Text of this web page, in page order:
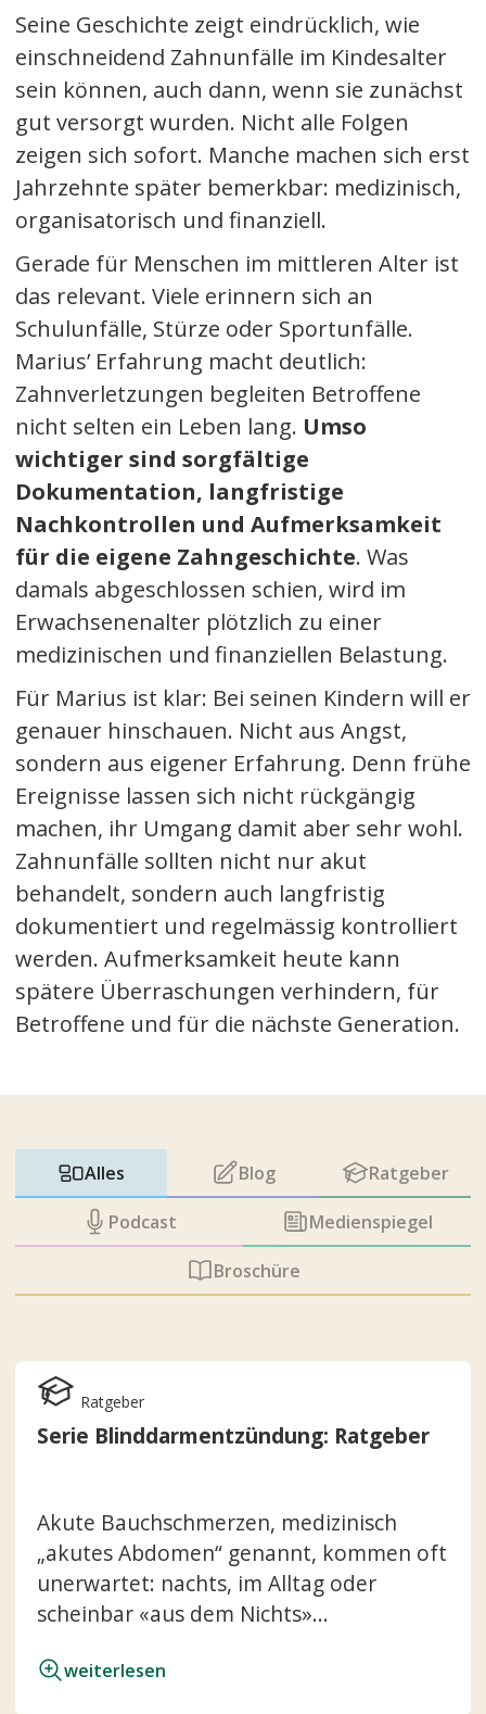
Seine Geschichte zeigt eindrücklich, wie
einschneidend Zahnunfälle im Kindesalter
sein können, auch dann, wenn sie zunächst
gut versorgt wurden. Nicht alle Folgen
zeigen sich sofort. Manche machen sich erst
Jahrzehnte später bemerkbar: medizinisch,
organisatorisch und finanziell.
Gerade für Menschen im mittleren Alter ist
das relevant. Viele erinnern sich an
Schulunfälle, Stürze oder Sportunfälle.
Marius’ Erfahrung macht deutlich:
Zahnverletzungen begleiten Betroffene
nicht selten ein Leben lang. Umso
wichtiger sind sorgfältige
Dokumentation, langfristige
Nachkontrollen und Aufmerksamkeit
für die eigene Zahngeschichte. Was
damals abgeschlossen schien, wird im
Erwachsenenalter plötzlich zu einer
medizinischen und finanziellen Belastung.
Für Marius ist klar: Bei seinen Kindern will er
genauer hinschauen. Nicht aus Angst,
sondern aus eigener Erfahrung. Denn frühe
Ereignisse lassen sich nicht rückgängig
machen, ihr Umgang damit aber sehr wohl.
Zahnunfälle sollten nicht nur akut
behandelt, sondern auch langfristig
dokumentiert und regelmässig kontrolliert
werden. Aufmerksamkeit heute kann
spätere Überraschungen verhindern, für
Betroffene und für die nächste Generation.
Alles Blog Ratgeber
Podcast Medienspiegel
Broschüre
Ratgeber
Serie Blinddarmentzündung: Ratgeber
Akute Bauchschmerzen, medizinisch
„akutes Abdomen“ genannt, kommen oft
unerwartet: nachts, im Alltag oder
scheinbar «aus dem Nichts»...
weiterlesen